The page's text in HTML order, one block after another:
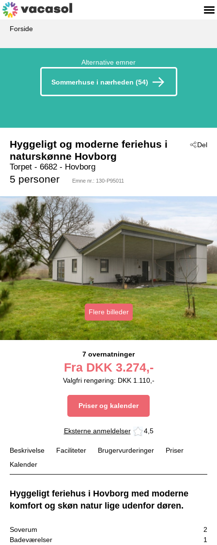
Forside
Alternative emner
Sommerhuse i nærheden (54)
Del
Hyggeligt og moderne feriehus i
naturskønne Hovborg
Torpet - 6682 - Hovborg
5 personer Emne nr.: 130-P95011
Flere billeder
7 overnatninger
Fra DKK 3.274,-
Valgfri rengøring: DKK 1.110,-
Priser og kalender
Eksterne anmeldelser 4,5
Beskrivelse Faciliteter Brugervurderinger
Priser
Kalender
Hyggeligt feriehus i Hovborg med moderne
komfort og skøn natur lige udenfor døren.
Soverum
2
Badeværelser
1